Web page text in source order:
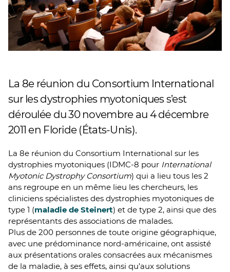
La 8e réunion du Consortium International
sur les dystrophies myotoniques s’est
déroulée du 30 novembre au 4 décembre
2011 en Floride (États-Unis).
La 8e réunion du Consortium International sur les
dystrophies myotoniques (IDMC-8 pour International
Myotonic Dystrophy Consortium) qui a lieu tous les 2
ans regroupe en un même lieu les chercheurs, les
cliniciens spécialistes des dystrophies myotoniques de
type 1 (maladie de Steinert) et de type 2, ainsi que des
représentants des associations de malades.
Plus de 200 personnes de toute origine géographique,
avec une prédominance nord-américaine, ont assisté
aux présentations orales consacrées aux mécanismes
de la maladie, à ses effets, ainsi qu’aux solutions